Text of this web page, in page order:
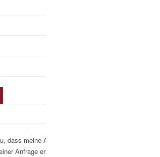
dass meine Angaben aus dem Kontaktformular zur
Anfrage erhoben und verarbeitet werden. Die Daten